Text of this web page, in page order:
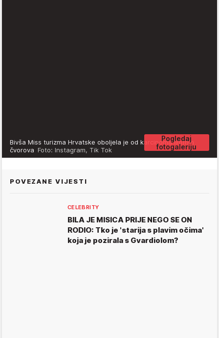
Pogledaj
fotogaleriju
Bivša Miss turizma Hrvatske oboljela je od karcinoma limfnih
čvorova Foto: Instagram, Tik Tok
POVEZANE VIJESTI
CELEBRITY
BILA JE MISICA PRIJE NEGO SE ON
RODIO: Tko je 'starija s plavim očima'
koja je pozirala s Gvardiolom?